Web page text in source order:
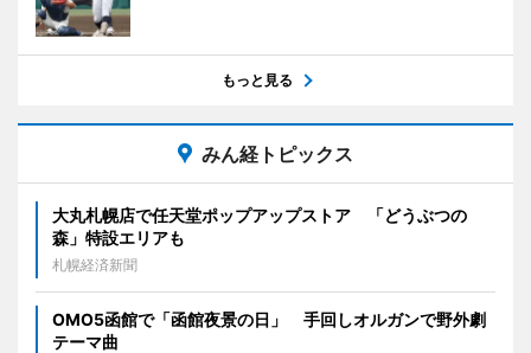
もっと見る
みん経トピックス
大丸札幌店で任天堂ポップアップストア 「どうぶつの
森」特設エリアも
札幌経済新聞
OMO5函館で「函館夜景の日」 手回しオルガンで野外劇
テーマ曲